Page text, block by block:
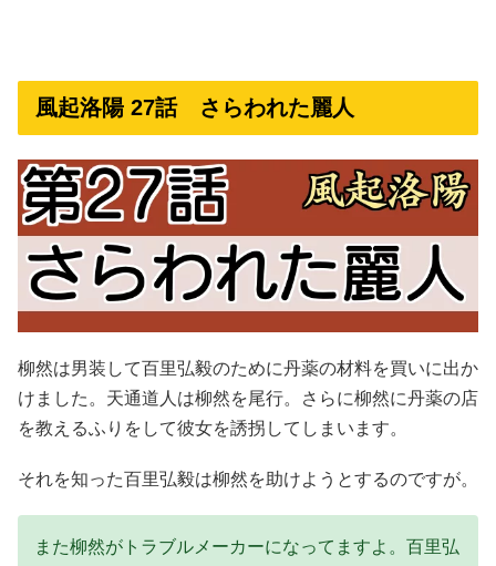
風起洛陽 27話 さらわれた麗人
柳然は男装して百里弘毅のために丹薬の材料を買いに出か
けました。天通道人は柳然を尾行。さらに柳然に丹薬の店
を教えるふりをして彼女を誘拐してしまいます。
それを知った百里弘毅は柳然を助けようとするのですが。
また柳然がトラブルメーカーになってますよ。百里弘